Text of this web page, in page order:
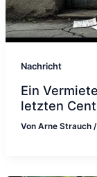
Nachricht
Ein
letzten
Von Arne Strauch /